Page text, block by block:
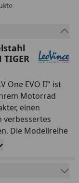
TIGER
One EVO II" ist
Motorrad
einen
verbessertes
Die Modellreihe
LeoVince
sofort
Hergestellt